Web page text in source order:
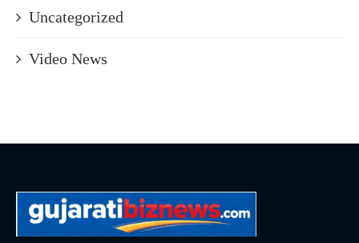
Uncategorized
Video News